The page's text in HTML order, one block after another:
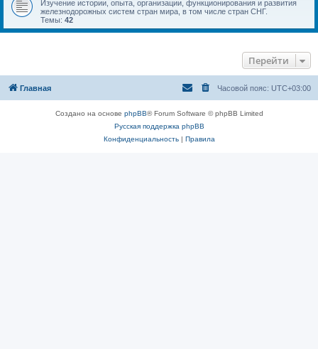
Изучение истории, опыта, организации, функционирования и развития
железнодорожных систем стран мира, в том числе стран СНГ.
Темы: 42
Перейти
Главная Часовой пояс: UTC+03:00
Создано на основе phpBB® Forum Software © phpBB Limited
Русская поддержка phpBB
Конфиденциальность| Правила